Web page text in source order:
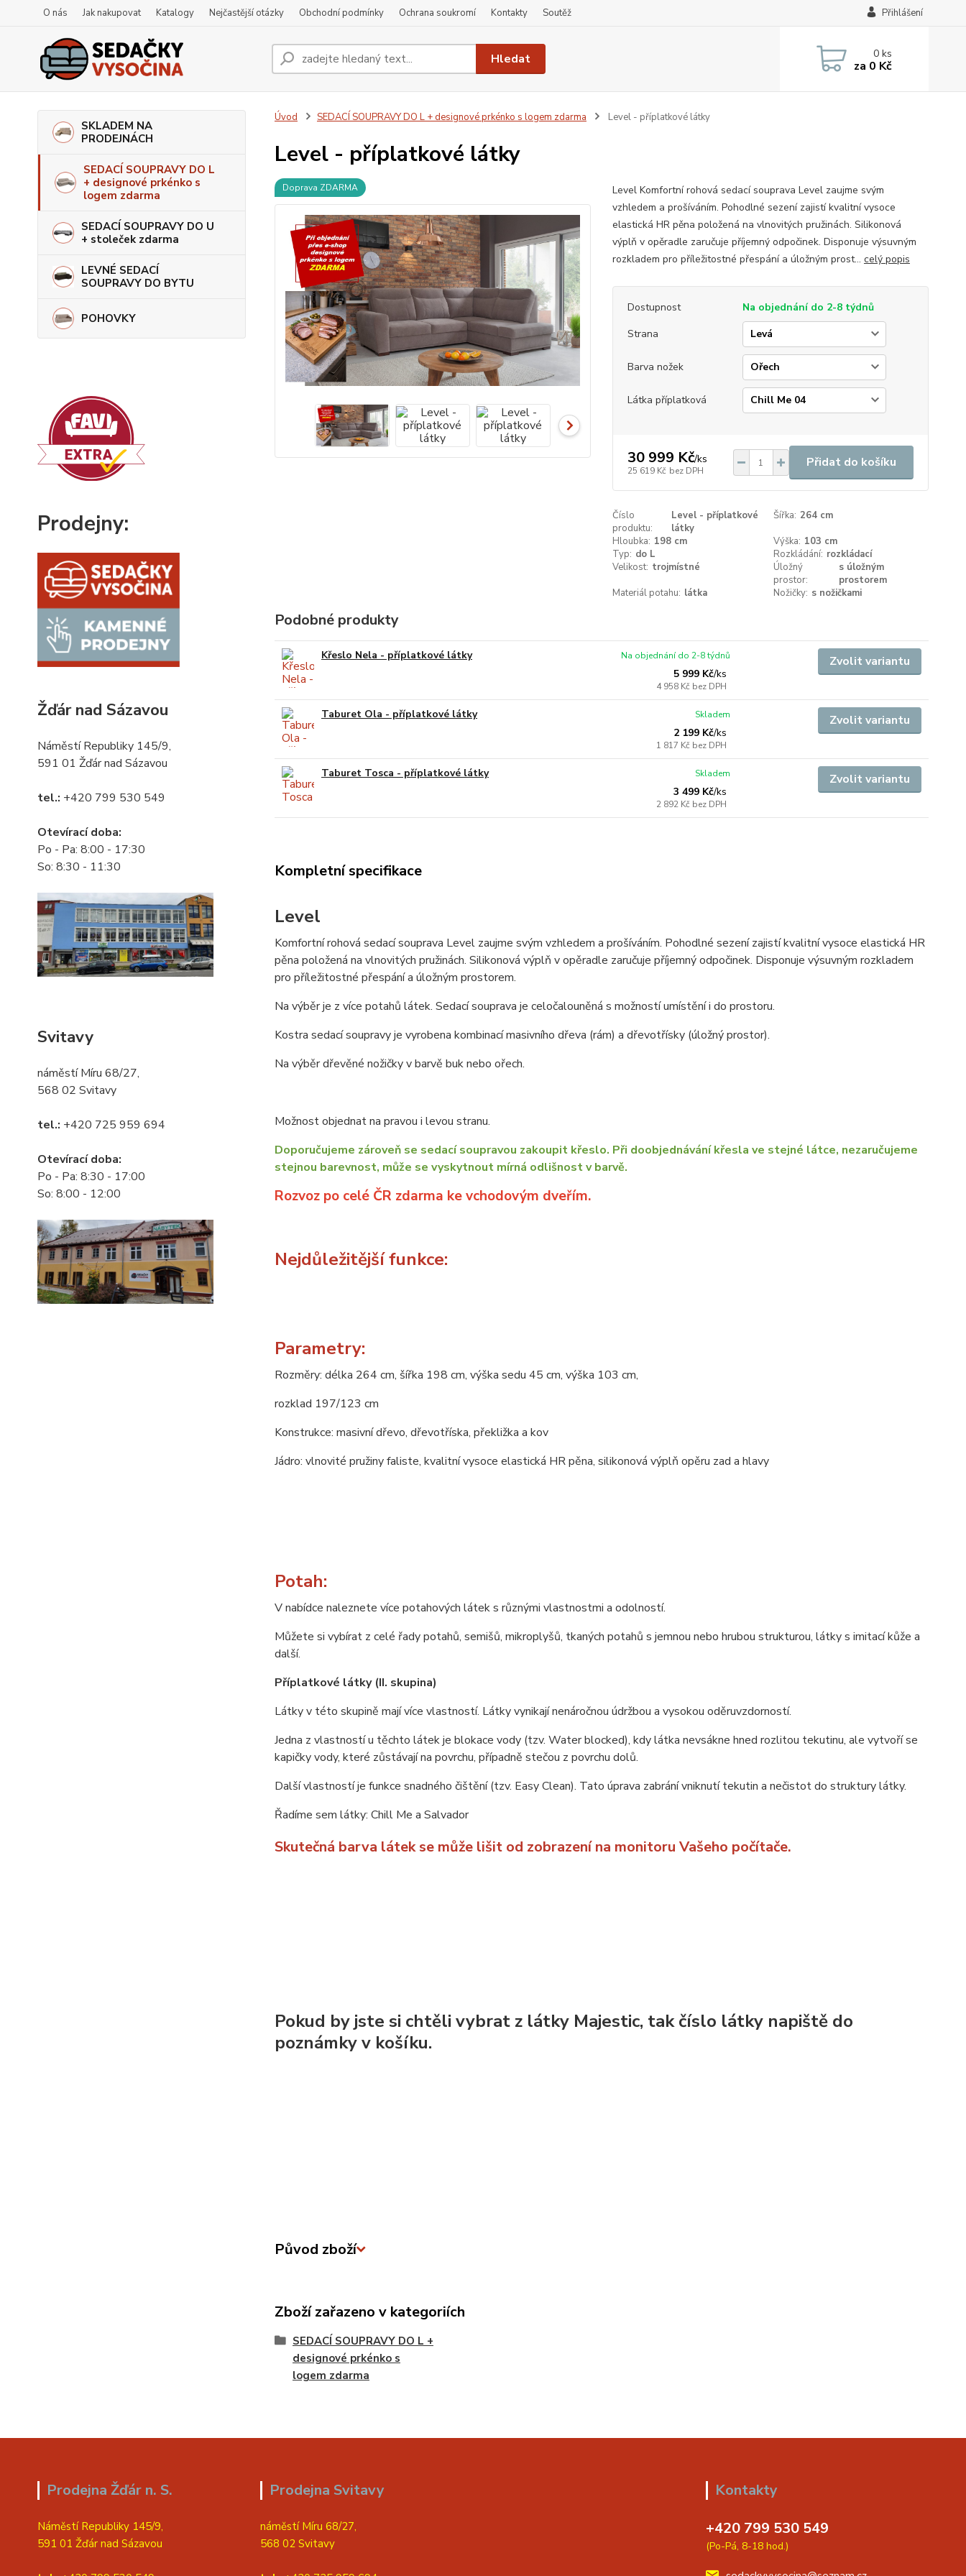
O nás Jak nakupovat Katalogy Nejčastější otázky Obchodní podmínky Ochrana soukromí Kontakty Soutěž Přihlášení
Hledat 0ks
za 0 Kč
SKLADEM NA
PRODEJNÁCH
SEDACÍ SOUPRAVY DO L
+ designové prkénko s
logem zdarma
SEDACÍ SOUPRAVY DO U
+ stoleček zdarma
LEVNÉ SEDACÍ
SOUPRAVY DO BYTU
POHOVKY
Prodejny:
Žďár nad Sázavou
Náměstí Republiky 145/9,
591 01 Žďár nad Sázavou
tel.: +420 799 530 549
Otevírací doba:
Po - Pa: 8:00 - 17:30
So: 8:30 - 11:30
Svitavy
náměstí Míru 68/27,
568 02 Svitavy
tel.: +420 725 959 694
Otevírací doba:
Po - Pa: 8:30 - 17:00
So: 8:00 - 12:00
Úvod SEDACÍ SOUPRAVY DO L + designové prkénko s logem zdarma Level - příplatkové látky
Level - příplatkové látky
Doprava ZDARMA
Level Komfortní rohová sedací souprava Level zaujme svým
vzhledem a prošíváním. Pohodlné sezení zajistí kvalitní vysoce
elastická HR pěna položená na vlnovitých pružinách. Silikonová
výplň v opěradle zaručuje příjemný odpočinek. Disponuje výsuvným
rozkladem pro příležitostné přespání a úložným prost... celý popis
Dostupnost
Na objednání do 2-8 týdnů
Strana
Barva nožek
Látka příplatková
30 999 Kč/ks
25 619 Kč bez DPH
Přidat do košíku
Číslo
produktu:
Level - příplatkové
látky
Šířka: 264 cm
Hloubka: 198 cm Výška: 103 cm
Typ: do L Rozkládání: rozkládací
Velikost: trojmístné
Úložný
prostor:
s úložným
prostorem
Materiál potahu: látka Nožičky: s nožičkami
Podobné produkty
Křeslo Nela - příplatkové látky
5 999 Kč/ks
4 958 Kč bez DPH
Na objednání do 2-8 týdnů Zvolit variantu
Taburet Ola - příplatkové látky
2 199 Kč/ks
1 817 Kč bez DPH
Skladem Zvolit variantu
Taburet Tosca - příplatkové látky
3 499 Kč/ks
2 892 Kč bez DPH
Skladem Zvolit variantu
Kompletní specifikace
Level
Komfortní rohová sedací souprava Level zaujme svým vzhledem a prošíváním. Pohodlné sezení zajistí kvalitní vysoce elastická HR
pěna položená na vlnovitých pružinách. Silikonová výplň v opěradle zaručuje příjemný odpočinek. Disponuje výsuvným rozkladem
pro příležitostné přespání a úložným prostorem.
Na výběr je z více potahů látek. Sedací souprava je celočalouněná s možností umístění i do prostoru.
Kostra sedací soupravy je vyrobena kombinací masivního dřeva (rám) a dřevotřísky (úložný prostor).
Na výběr dřevěné nožičky v barvě buk nebo ořech.
Možnost objednat na pravou i levou stranu.
Doporučujeme zároveň se sedací soupravou zakoupit křeslo. Při doobjednávání křesla ve stejné látce, nezaručujeme
stejnou barevnost, může se vyskytnout mírná odlišnost v barvě.
Rozvoz po celé ČR zdarma ke vchodovým dveřím.
Nejdůležitější funkce:
Parametry:
Rozměry: délka 264 cm, šířka 198 cm, výška sedu 45 cm, výška 103 cm,
rozklad 197/123 cm
Konstrukce: masivní dřevo, dřevotříska, překližka a kov
Jádro: vlnovité pružiny faliste, kvalitní vysoce elastická HR pěna, silikonová výplň opěru zad a hlavy
Potah:
V nabídce naleznete více potahových látek s různými vlastnostmi a odolností.
Můžete si vybírat z celé řady potahů, semišů, mikroplyšů, tkaných potahů s jemnou nebo hrubou strukturou, látky s imitací kůže a
další.
Příplatkové látky (II. skupina)
Látky v této skupině mají více vlastností. Látky vynikají nenáročnou údržbou a vysokou oděruvzdorností.
Jedna z vlastností u těchto látek je blokace vody (tzv. Water blocked), kdy látka nevsákne hned rozlitou tekutinu, ale vytvoří se
kapičky vody, které zůstávají na povrchu, případně stečou z povrchu dolů.
Další vlastností je funkce snadného čištění (tzv. Easy Clean). Tato úprava zabrání vniknutí tekutin a nečistot do struktury látky.
Řadíme sem látky: Chill Me a Salvador
Skutečná barva látek se může lišit od zobrazení na monitoru Vašeho počítače.
Pokud by jste si chtěli vybrat z látky Majestic, tak číslo látky napiště do
poznámky v košíku.
Původ zboží
Zboží zařazeno v kategoriích
SEDACÍ SOUPRAVY DO L +
designové prkénko s
logem zdarma
Prodejna Žďár n. S.
Náměstí Republiky 145/9,
591 01 Žďár nad Sázavou
Prodejna Svitavy
náměstí Míru 68/27,
568 02 Svitavy
Kontakty
+420 799 530 549
(Po-Pá, 8-18 hod.)